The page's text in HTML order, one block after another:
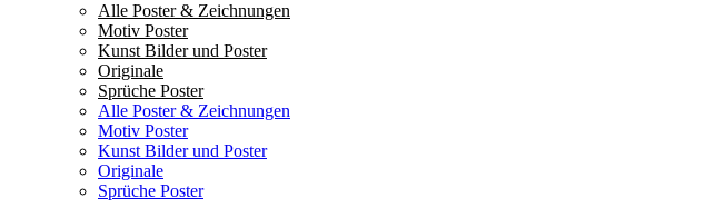
Alle Poster & Zeichnungen
Motiv Poster
Kunst Bilder und Poster
Originale
Sprüche Poster
Alle Poster & Zeichnungen
Motiv Poster
Kunst Bilder und Poster
Originale
Sprüche Poster